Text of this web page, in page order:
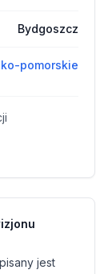
Bydgoszcz
pomorskie
jest